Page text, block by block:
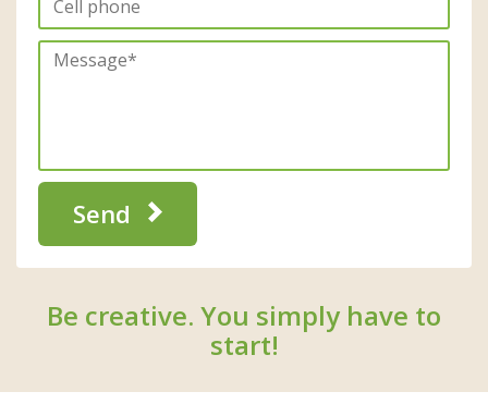
Send
Be creative. You simply have to
start!